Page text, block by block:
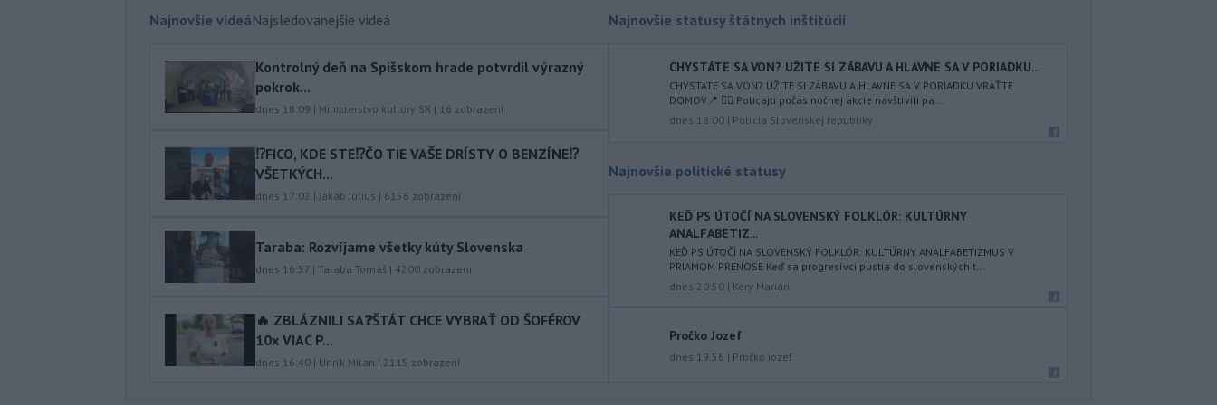
rozhodnúť o novom
generálnom prokurátorovi, ak
šesťmesačnej výpovednej lehoty.
Silné búrky vo štvrtok
vyvolali v hornatých oblastiach
zosuvy pôdy.
hydrometeorologický ústav (SHMÚ)
pred búrkami vo
viacerých okresoch stredného a
východného Slovenska. Vydal preto
výstrahu prvého stupňa.
11:18
požiada Národný bezpečnostný
(NBÚ) o nezávislé odborné posúdenie
Najnovšie videáNajsledovanejšie videá
Kontrolný deň na Spišskom hrade potvrdil výrazný
pokrok...
dnes 18:09 | Ministerstvo kultúry SR | 16 zobrazení
⁉️FICO, KDE STE⁉️ČO TIE VAŠE DRÍSTY O BENZÍNE⁉️
VŠETKÝCH...
dnes 17:02 |Jakab Július | 6156 zobrazení
Taraba: Rozvíjame všetky kúty Slovenska
dnes 16:57 | Taraba Tomáš | 4200 zobrazení
🔥 ZBLÁZNILI SA❓️ŠTÁT CHCE VYBRAŤ OD ŠOFÉROV
10x VIAC P...
dnes 16:40 | Uhrík Milan | 2115 zobrazení
Najnovšie statusy štátnych inštitúcií
CHYSTÁTE SA VON? UŽITE SI ZÁBAVU A HLAVNE SA V PORIADKU...
CHYSTÁTE SA VON? UŽITE SI ZÁBAVU A HLAVNE SA V PORIADKU VRÁŤTE
DOMOV📍 👮‍♂️ Policajti počas nočnej akcie navštívili pa...
dnes 18:00 | Polícia Slovenskej republiky
Najnovšie politické statusy
KEĎ PS ÚTOČÍ NA SLOVENSKÝ FOLKLÓR: KULTÚRNY
ANALFABETIZ...
KEĎ PS ÚTOČÍ NA SLOVENSKÝ FOLKLÓR: KULTÚRNY ANALFABETIZMUS V
PRIAMOM PRENOSE Keď sa progresívci pustia do slovenských t...
dnes 20:50 | Kéry Marián
Pročko Jozef
dnes 19:56 | Pročko Jozef